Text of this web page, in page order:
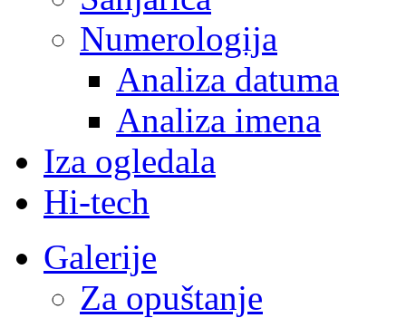
Numerologija
Analiza datuma
Analiza imena
Iza ogledala
Hi-tech
Galerije
Za opuštanje